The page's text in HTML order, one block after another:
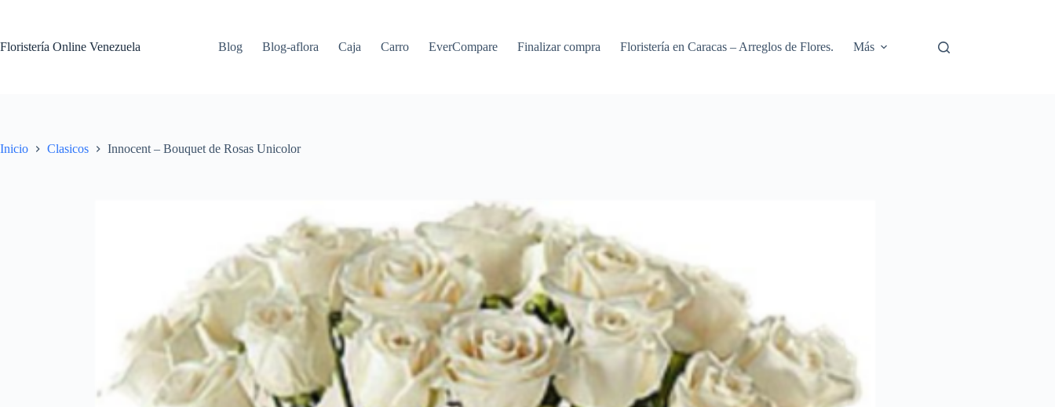
Floristería Online Venezuela Blog Blog-aflora Caja Carro EverCompare Finalizar compra Floristería en Caracas – Arreglos de Flores. Más
Inicio Clasicos Innocent – Bouquet de Rosas Unicolor